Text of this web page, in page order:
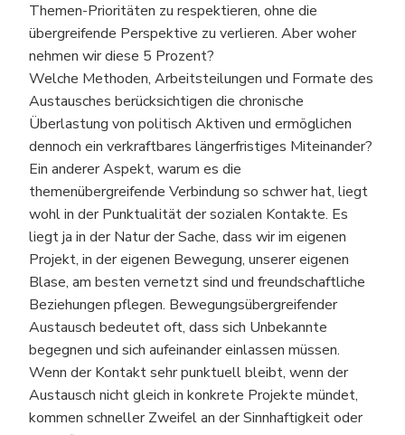
Themen-Prioritäten zu respektieren, ohne die
übergreifende Perspektive zu verlieren. Aber woher
nehmen wir diese 5 Prozent?
Welche Methoden, Arbeitsteilungen und Formate des
Austausches berücksichtigen die chronische
Überlastung von politisch Aktiven und ermöglichen
dennoch ein verkraftbares längerfristiges Miteinander?
Ein anderer Aspekt, warum es die
themenübergreifende Verbindung so schwer hat, liegt
wohl in der Punktualität der sozialen Kontakte. Es
liegt ja in der Natur der Sache, dass wir im eigenen
Projekt, in der eigenen Bewegung, unserer eigenen
Blase, am besten vernetzt sind und freundschaftliche
Beziehungen pflegen. Bewegungsübergreifender
Austausch bedeutet oft, dass sich Unbekannte
begegnen und sich aufeinander einlassen müssen.
Wenn der Kontakt sehr punktuell bleibt, wenn der
Austausch nicht gleich in konkrete Projekte mündet,
kommen schneller Zweifel an der Sinnhaftigkeit oder